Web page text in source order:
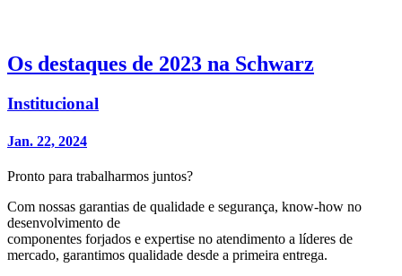
Os destaques de 2023 na Schwarz
Institucional
Jan. 22, 2024
Pronto para trabalharmos juntos?
Com nossas garantias de qualidade e segurança, know-how no
desenvolvimento de
componentes forjados e expertise no atendimento a líderes de
mercado, garantimos qualidade desde a primeira entrega.